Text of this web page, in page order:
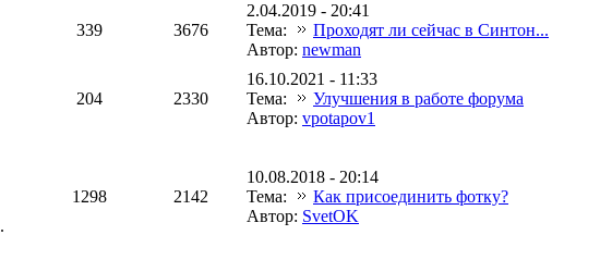
339 3676
2.04.2019 - 20:41
Тема:
Проходят ли сейчас в Синтон...
Автор: newman
204 2330
16.10.2021 - 11:33
Тема:
Улучшения в работе форума
Автор: vpotapov1
.
1298 2142
10.08.2018 - 20:14
Тема:
Как присоединить фотку?
Автор: SvetOK